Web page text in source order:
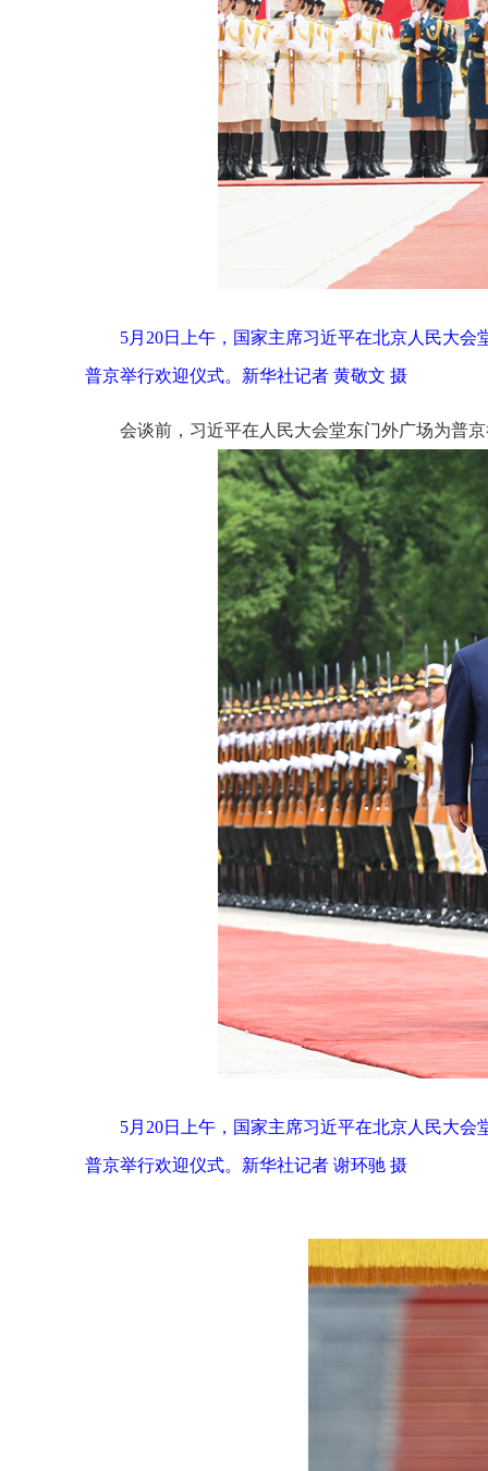
5月20日上午，国家主席习近平在北京人民大
普京举行欢迎仪式。新华社记者 黄敬文 摄
会谈前，习近平在人民大会堂东门外广场为普
5月20日上午，国家主席习近平在北京人民大
普京举行欢迎仪式。新华社记者 谢环驰 摄